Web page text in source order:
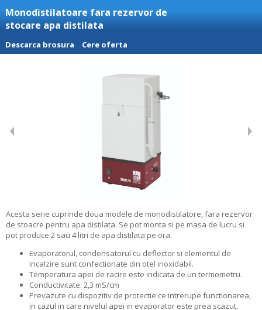
Monodistilatoare fara rezervor de
stocare apa distilata
Descarca brosura Cere oferta
Acesta serie cuprinde doua modele de monodistilatore, fara rezervor
de stoacre pentru apa distilata. Se pot monta si pe masa de lucru si
pot produce 2 sau 4 litri de apa distilata pe ora.
Evaporatorul, condensatorul cu deflector si elementul de
incalzire sunt confectionate din otel inoxidabil.
Temperatura apei de racire este indicata de un termometru.
Conductivitate: 2,3 mS/cm
Prevazute cu dispozitiv de protectie ce intrerupe functionarea,
in cazul in care nivelul apei in evaporator este prea scazut.